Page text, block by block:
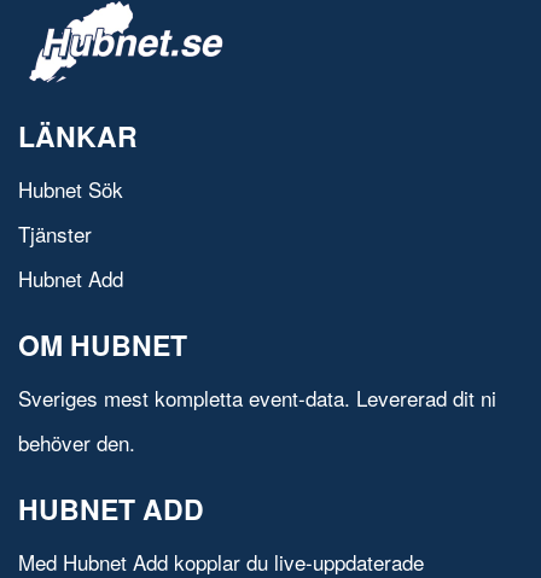
LÄNKAR
Hubnet Sök
Tjänster
Hubnet Add
OM HUBNET
Sveriges mest kompletta event-data. Levererad dit ni
behöver den.
HUBNET ADD
Med Hubnet Add kopplar du live-uppdaterade